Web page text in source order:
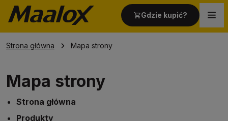
Gdzie kupić?
Strona główna
Produkty
Strona główna Mapa strony
Mapa strony
Strona główna
Produkty